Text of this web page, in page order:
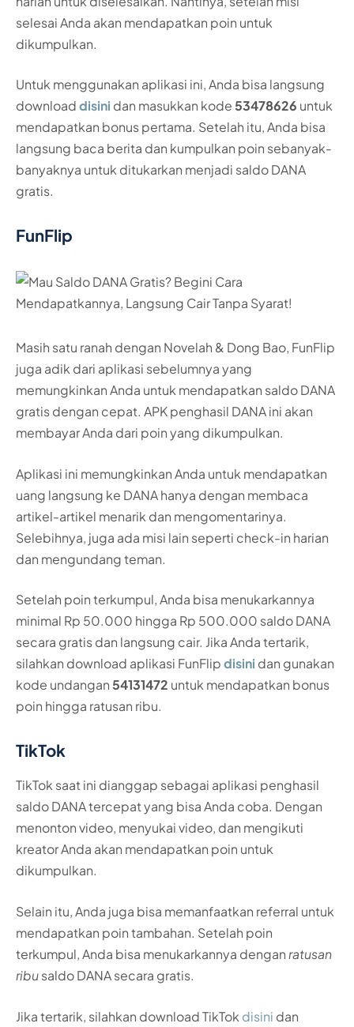
selesai Anda akan mendapatkan poin untuk
dikumpulkan.
Untuk menggunakan aplikasi ini, Anda bisa langsung
downloaddisini dan masukkan kode53478626 untuk
mendapatkan bonus pertama. Setelah itu, Anda bisa
langsung baca berita dan kumpulkan poin sebanyak-
banyaknya untuk ditukarkan menjadi saldo DANA
gratis.
FunFlip
Masih satu ranah dengan Novelah & Dong Bao, FunFlip
juga adik dari aplikasi sebelumnya yang
memungkinkan Anda untuk mendapatkan saldo DANA
gratis dengan cepat. APK penghasil DANA ini akan
membayar Anda dari poin yang dikumpulkan.
Aplikasi ini memungkinkan Anda untuk mendapatkan
uang langsung ke DANA hanya dengan membaca
artikel-artikel menarik dan mengomentarinya.
Selebihnya, juga ada misi lain seperti check-in harian
dan mengundang teman.
Setelah poin terkumpul, Anda bisa menukarkannya
minimal Rp 50.000 hingga Rp 500.000 saldo DANA
secara gratis dan langsung cair. Jika Anda tertarik,
silahkan download aplikasi FunFlipdisini dan gunakan
kode undangan54131472 untuk mendapatkan bonus
poin hingga ratusan ribu.
TikTok
TikTok saat ini dianggap sebagai aplikasi penghasil
saldo DANA tercepat yang bisa Anda coba. Dengan
menonton video, menyukai video, dan mengikuti
kreator Anda akan mendapatkan poin untuk
dikumpulkan.
Selain itu, Anda juga bisa memanfaatkan referral untuk
mendapatkan poin tambahan. Setelah poin
terkumpul, Anda bisa menukarkannya denganratusan
ribusaldo DANA secara gratis.
Jika tertarik, silahkan download TikTok disini dan